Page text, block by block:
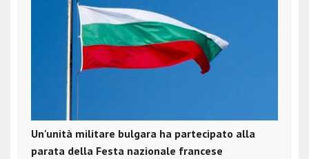
Un'unità militare bulgara ha partecipato alla
parata della Festa nazionale francese